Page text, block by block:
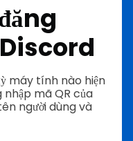
máy tính nào hiện
nhập mã QR của
người dùng và